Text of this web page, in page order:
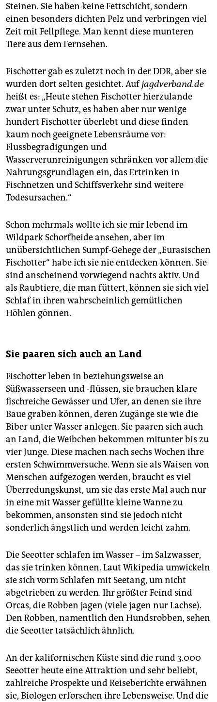
Steinen. Sie haben keine Fettschicht, sondern
einen besonders dichten Pelz und verbringen viel
Zeit mit Fellpflege. Man kennt diese munteren
Tiere aus dem Fernsehen.
Fischotter gab es zuletzt noch in der DDR, aber sie
wurden dort selten gesichtet. Aufjagdverband.de
heißt es: „Heute stehen Fischotter hierzulande
zwar unter Schutz, es haben aber nur wenige
hundert Fischotter überlebt und diese finden
kaum noch geeignete Lebensräume vor:
Flussbegradigungen und
Wasserverunreinigungen schränken vor allem die
Nahrungsgrundlagen ein, das Ertrinken in
Fischnetzen und Schiffsverkehr sind weitere
Todesursachen.“
Schon mehrmals wollte ich sie mir lebend im
Wildpark Schorfheide ansehen, aber im
unübersichtlichen Sumpf-Gehege der „Eurasischen
Fischotter“ habe ich sie nie entdecken können. Sie
sind anscheinend vorwiegend nachts aktiv. Und
als Raubtiere, die man füttert, können sie sich viel
Schlaf in ihren wahrscheinlich gemütlichen
Höhlen gönnen.
Sie paaren sich auch an Land
Fischotter leben in beziehungsweise an
Süßwasserseen und -flüssen, sie brauchen klare
fischreiche Gewässer und Ufer, an denen sie ihre
Baue graben können, deren Zugänge sie wie die
Biber unter Wasser anlegen. Sie paaren sich auch
an Land, die Weibchen bekommen mitunter bis zu
vier Junge. Diese machen nach sechs Wochen ihre
ersten Schwimmversuche. Wenn sie als Waisen von
Menschen aufgezogen werden, braucht es viel
Überredungskunst, um sie das erste Mal auch nur
in eine mit Wasser gefüllte kleine Wanne zu
bekommen, ansonsten sind sie jedoch nicht
sonderlich ängstlich und werden leicht zahm.
Die Seeotter schlafen im Wasser – im Salzwasser,
das sie trinken können. Laut Wikipedia umwickeln
sie sich vorm Schlafen mit Seetang, um nicht
abgetrieben zu werden. Ihr größter Feind sind
Orcas, die Robben jagen (viele jagen nur Lachse).
Den Robben, namentlich den Hundsrobben, sehen
die Seeotter tatsächlich ähnlich.
An der kalifornischen Küste sind die rund 3.000
Seeotter heute eine Attraktion und sehr beliebt,
zahlreiche Prospekte und Reiseberichte erwähnen
sie, Biologen erforschen ihre Lebensweise. Und die